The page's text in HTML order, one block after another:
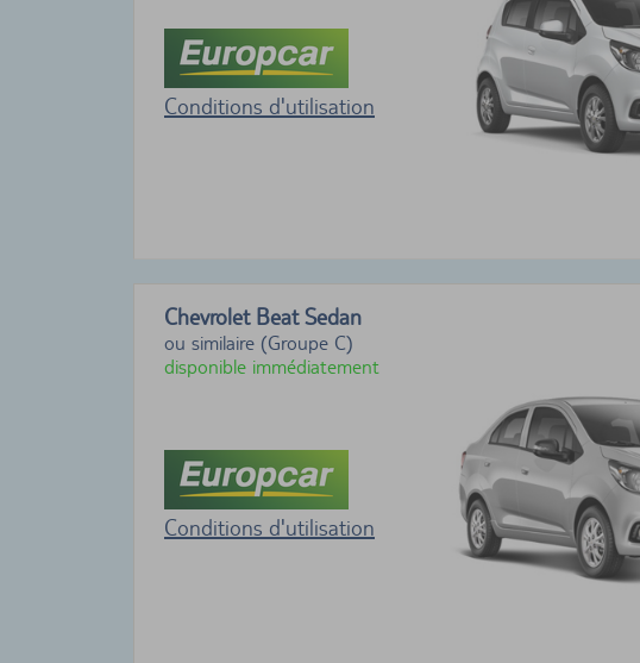
Conditions d'utilisation
Chevrolet Beat Sedan
ou similaire (Groupe C)
disponible immédiatement
Conditions d'utilisation